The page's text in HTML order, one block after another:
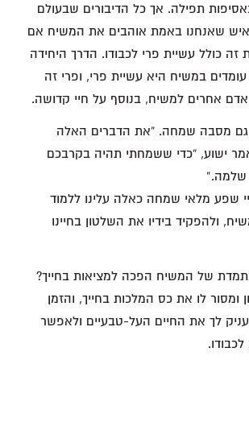
תפילה. אך כל הדיבורים שבעולם
איש שאנחנו באמת אוהבים את המשיח אם
זה כולל עשיית פרי לכבודו. הדרך היחידה
במשיח היא עשיית פרי, ופרי זה
אדם אחרים למשיח, בנוסף על חיי קדושה.
מסבה שמחה. “את הדברים האלה
ישוע, “כדי ששמחתי תהיה בקרבכם
שפע מלאי שמחה כאלה עלינו ללמוד
ולהפקיד בידיו את השלטון בחיינו
של המשיח הפכה למציאות בחייך?
ומסור לו את כס המלכות בחייך, והזמן
לך את החיים העל-טבעיים ולאפשר